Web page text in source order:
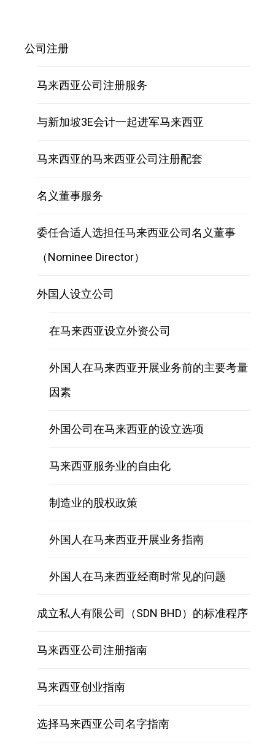
公司注册
马来西亚公司注册服务
与新加坡3E会计一起进军马来西亚
马来西亚的马来西亚公司注册配套
名义董事服务
委任合适人选担任马来西亚公司名义董事
（Nominee Director）
外国人设立公司
在马来西亚设立外资公司
外国人在马来西亚开展业务前的主要考量
因素
外国公司在马来西亚的设立选项
马来西亚服务业的自由化
制造业的股权政策
外国人在马来西亚开展业务指南
外国人在马来西亚经商时常见的问题
成立私人有限公司（SDN BHD）的标准程序
马来西亚公司注册指南
马来西亚创业指南
选择马来西亚公司名字指南